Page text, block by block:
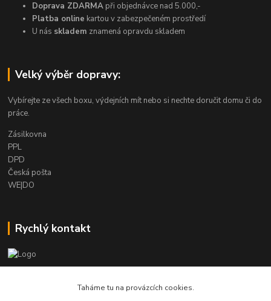
Doprava ZDARMA při objednávce nad 5.000,-
Platba online kartou v zabezpečeném prostředí
U nás skladem znamená opravdu skladem
Velký výběr dopravy:
Vybírejte ze všech boxu, výdejních mít nebo si nechte doručit domu či do
práce.
Zásilkovna
PPL
DPD
Česká pošta
WE|DO
Rychlý kontakt
info@armygalanterie.czTaháme tu na provázcích cookies.